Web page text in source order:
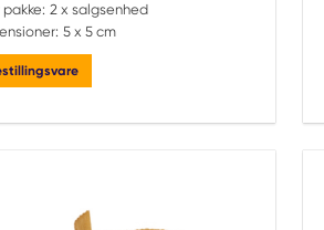
pakke: 2 x salgsenhed
5 x 5 cm